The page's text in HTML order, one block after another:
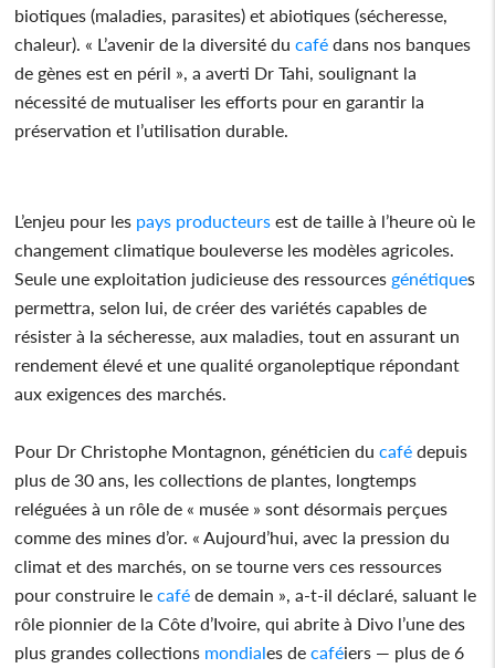
biotiques (maladies, parasites) et abiotiques (sécheresse,
chaleur). « L’avenir de la diversité du café dans nos banques
de gènes est en péril », a averti Dr Tahi, soulignant la
nécessité de mutualiser les efforts pour en garantir la
préservation et l’utilisation durable.
L’enjeu pour les pays producteurs est de taille à l’heure où le
changement climatique bouleverse les modèles agricoles.
Seule une exploitation judicieuse des ressources génétiques
permettra, selon lui, de créer des variétés capables de
résister à la sécheresse, aux maladies, tout en assurant un
rendement élevé et une qualité organoleptique répondant
aux exigences des marchés.
Pour Dr Christophe Montagnon, généticien du café depuis
plus de 30 ans, les collections de plantes, longtemps
reléguées à un rôle de « musée » sont désormais perçues
comme des mines d’or. « Aujourd’hui, avec la pression du
climat et des marchés, on se tourne vers ces ressources
pour construire le café de demain », a-t-il déclaré, saluant le
rôle pionnier de la Côte d’Ivoire, qui abrite à Divo l’une des
plus grandes collections mondiales de caféiers — plus de 6